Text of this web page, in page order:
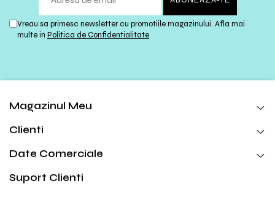
Vreau sa primesc newsletter cu promotiile magazinului. Afla mai
multe in Politica de Confidentialitate
Magazinul Meu
Clienti
Date Comerciale
Suport Clienti